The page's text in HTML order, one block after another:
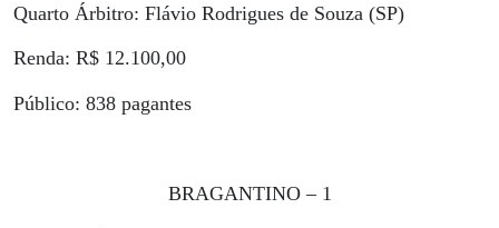
Quarto Árbitro: Flávio Rodrigues de Souza (SP)
Renda: R$ 12.100,00
Público: 838 pagantes
BRAGANTINO – 1